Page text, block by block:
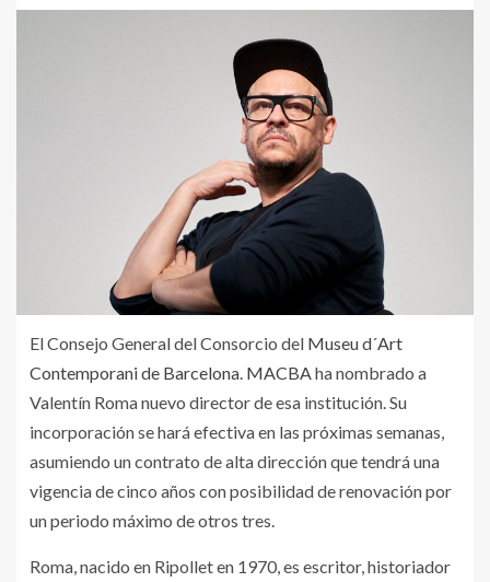
El Consejo General del Consorcio del Museu d´Art
Contemporani de Barcelona. MACBA ha nombrado a
Valentín Roma nuevo director de esa institución. Su
incorporación se hará efectiva en las próximas semanas,
asumiendo un contrato de alta dirección que tendrá una
vigencia de cinco años con posibilidad de renovación por
un periodo máximo de otros tres.
Roma, nacido en Ripollet en 1970, es escritor, historiador